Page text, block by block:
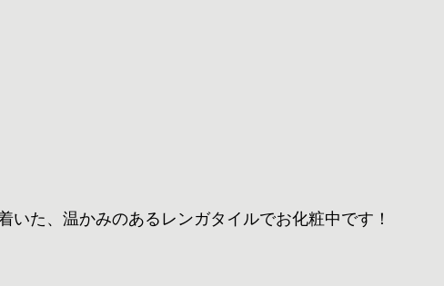
いた、温かみのあるレンガタイルでお化粧中です！